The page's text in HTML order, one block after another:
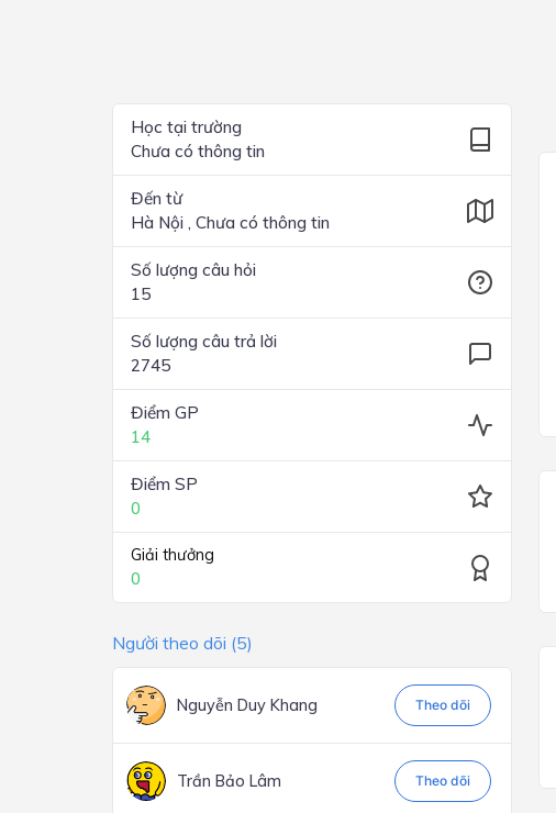
Lớp 2
Lớp 1
Học tại trường
Chưa có thông tin
Đến từ
Hà Nội , Chưa có thông tin
Số lượng câu hỏi
15
Số lượng câu trả lời
2745
Điểm GP
14
Điểm SP
0
Giải thưởng
0
Người theo dõi (5)
Nguyễn Duy Khang Theo dõi
Trần Bảo Lâm Theo dõi